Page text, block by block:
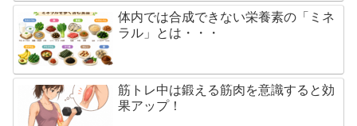
体内では合成できない栄養素の「ミネ
ラル」とは・・・
筋トレ中は鍛える筋肉を意識すると効
果アップ！